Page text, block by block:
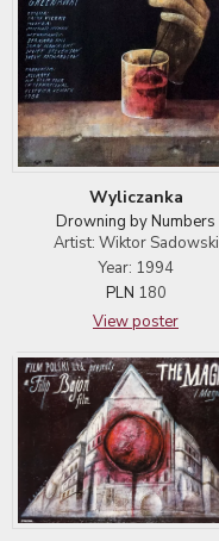
Wyliczanka
Drowning by Numbers
Artist: Wiktor Sadowski
Year: 1994
PLN 180
View poster